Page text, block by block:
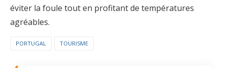
éviter la foule tout en profitant de températures
agréables.
PORTUGAL TOURISME